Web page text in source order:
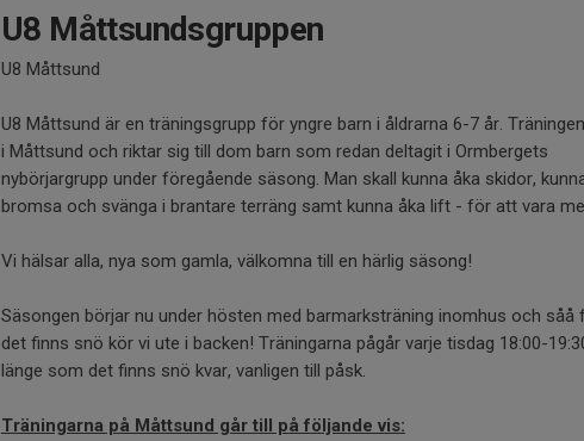
U8 Måttsundsgruppen
U8 Måttsund
U8 Måttsund är en träningsgrupp för yngre barn i åldrarna 6-7 år.
i Måttsund och riktar sig till dom barn som redan deltagit i Ormbergets
nybörjargrupp under föregående säsong. Man skall kunna åka skidor,
bromsa och svänga i brantare terräng samt kunna åka lift - för att vara
Vi hälsar alla, nya som gamla, välkomna till en härlig säsong!
Säsongen börjar nu under hösten med barmarksträning inomhus och såå
det finns snö kör vi ute i backen! Träningarna pågår varje tisdag 18:00-
länge som det finns snö kvar, vanligen till påsk.
Träningarna på Måttsund går till på följande vis: